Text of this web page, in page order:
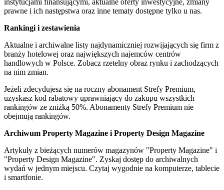
instytucjami finansującymi, aktualne oferty inwestycyjne, zmiany
prawne i ich następstwa oraz inne tematy dostępne tylko u nas.
Rankingi i zestawienia
Aktualne i archiwalne listy najdynamiczniej rozwijających się firm z
branży hotelowej oraz największych najemców centrów
handlowych w Polsce. Zobacz rzetelny obraz rynku i zachodzących
na nim zmian.
Jeżeli zdecydujesz się na roczny abonament Strefy Premium,
uzyskasz kod rabatowy uprawniający do zakupu wszystkich
rankingów ze zniżką 50%. Abonamenty Strefy Premium nie
obejmują rankingów.
Archiwum Property Magazine i Property Design Magazine
Artykuły z bieżących numerów magazynów "Property Magazine" i
"Property Design Magazine". Zyskaj dostęp do archiwalnych
wydań w jednym miejscu. Czytaj wygodnie na komputerze, tablecie
i smartfonie.